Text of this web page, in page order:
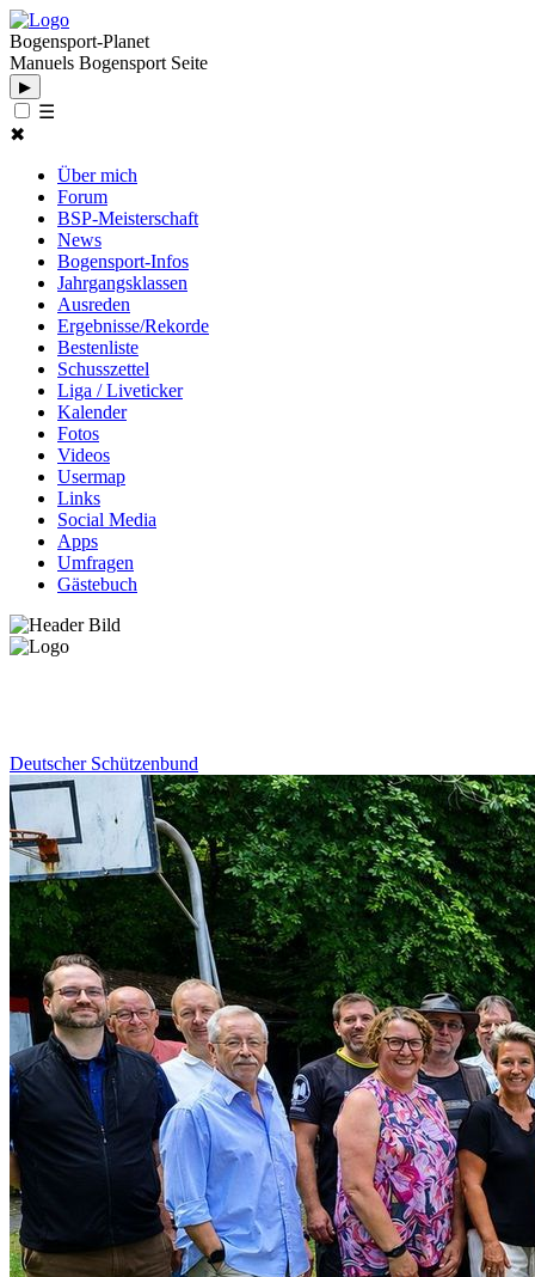
Bogensport-Planet
Manuels Bogensport Seite
▶
☰
✖
Über mich
Forum
BSP-Meisterschaft
News
Bogensport-Infos
Jahrgangsklassen
Ausreden
Ergebnisse/Rekorde
Bestenliste
Schusszettel
Liga / Liveticker
Kalender
Fotos
Videos
Usermap
Links
Social Media
Apps
Umfragen
Gästebuch
Deutscher Schützenbund